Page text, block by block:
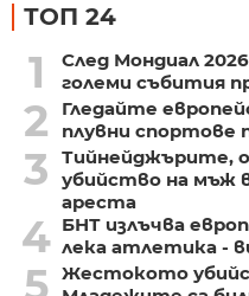
ТОП 24
1
След Мондиал
големи събития
2
Гледайте
плувни спортове
3
Тийнейджърите,
убийство на мъж
ареста
4 БНТ излъчва
лека атлетика -
5 Жестокото